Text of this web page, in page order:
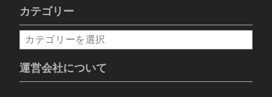
カテゴリー
カ
テ
ゴ
リ
運営会社について